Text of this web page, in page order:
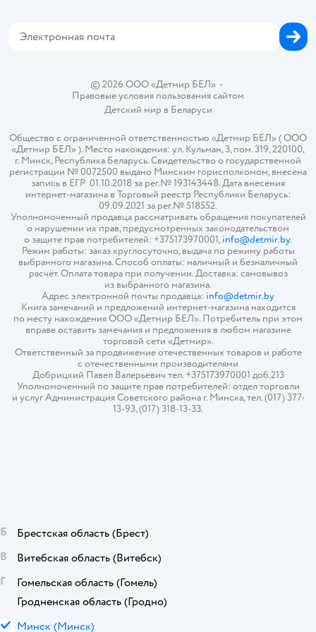
© 2026 ООО «Детмир БЕЛ»•
Правовые условия пользования сайтом
Детский мир в Беларуси
Общество с ограниченной ответственностью «Детмир БЕЛ» ( ООО
«Детмир БЕЛ» ). Место нахождения: ул. Кульман, 3, пом. 319, 220100,
г. Минск, Республика Беларусь. Свидетельство о государственной
регистрации № 0072500 выдано Минским горисполкомом, внесена
запись в ЕГР 01.10.2018 за рег.№ 193143448. Дата внесения
интернет-магазина в Торговый реестр Республики Беларусь:
09.09.2021 за рег.№ 518552.
Уполномоченный продавца рассматривать обращения покупателей
о нарушении их прав, предусмотренных законодательством
о защите прав потребителей: +375173970001,info@detmir.by.
Режим работы: заказ круглосуточно, выдача по режиму работы
выбранного магазина. Способ оплаты: наличный и безналичный
расчёт. Оплата товара при получении. Доставка: самовывоз
из выбранного магазина.
Адрес электронной почты продавца: info@detmir.by
Книга замечаний и предложений интернет-магазина находится
по месту нахождения ООО «Детмир БЕЛ». Потребитель при этом
вправе оставить замечания и предложения в любом магазине
торговой сети «Детмир».
Ответственный за продвижение отечественных товаров и работе
с отечественными производителями
Добрицкий Павел Валерьевич тел. +375173970001 доб.213
Уполномоченный по защите прав потребителей: отдел торговли
и услуг Администрация Советского района г. Минска, тел. (017) 377-
13-93, (017) 318-13-33.
Б Брестская область (Брест)
В
Витебская область (Витебск)
Г
Гомельская область (Гомель)
Гродненская область (Гродно)
М Минск (Минск)